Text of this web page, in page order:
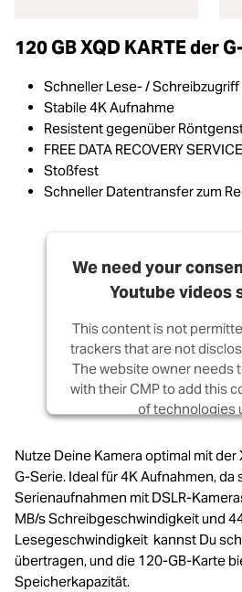
120 GB XQD KARTE der
Schneller Lese- / Schreibzugriff
Stabile 4K Aufnahme
Resistent gegenüber
FREE DATA RECOVERY
Stoßfest
Schneller Datentransfer zum
We need your
Youtube videos
This content is not
trackers that are not
The website owner needs
with their CMP to add this
of technologies
Management
Nutze Deine Kamera optimal mit
G-Serie. Ideal für 4K Aufnahmen,
Serienaufnahmen mit DSLR-
MB/s Schreibgeschwindigkeit und
Lesegeschwindigkeit kannst Du
übertragen, und die 120-GB-Karte
Speicherkapazität.